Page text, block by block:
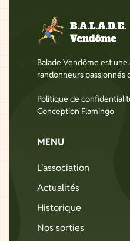
Balade Vendôme est une
randonneurs passionnés
Politique de
Conception Flamingo
MENU
L'association
Actualités
Historique
Nos sorties